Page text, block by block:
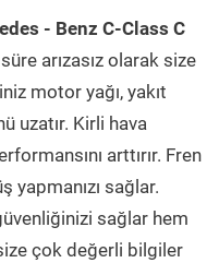
- Benz C-Class C
arızasız olarak size
motor yağı, yakıt
uzatır. Kirli hava
arttırır. Fren
yapmanızı sağlar.
sağlar hem
çok değerli bilgiler